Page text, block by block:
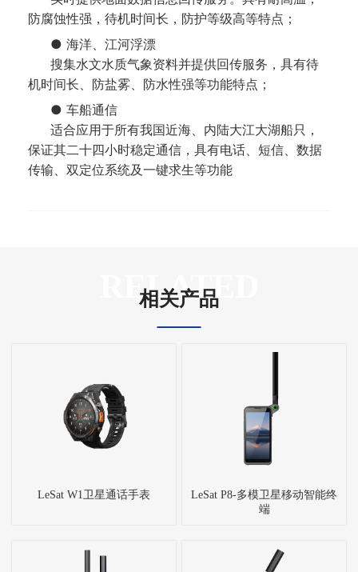
防腐蚀性强，待机时间长，防护等级高等特点；
● 海洋、江河浮漂
搜集水文水质气象资料并提供回传服务，具有待
机时间长、防盐雾、防水性强等功能特点；
● 车船通信
适合应用于所有我国近海、内陆大江大湖船只，
保证其二十四小时稳定通信，具有电话、短信、数据
传输、双定位系统及一键求生等功能
RELATED
相关产品
LeSat W1卫星通话手表
LeSat P8-多模卫星移动智能终
端